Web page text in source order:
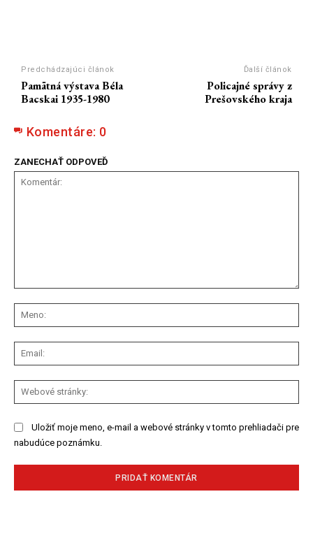
Predchádzajúci článok
Pamätná výstava Béla
Bacskai 1935-1980
Ďalší článok
Policajné správy z
Prešovského kraja
Komentáre: 0
ZANECHAŤ ODPOVEĎ
Uložiť moje meno, e-mail a webové stránky v tomto prehliadači pre
nabudúce poznámku.